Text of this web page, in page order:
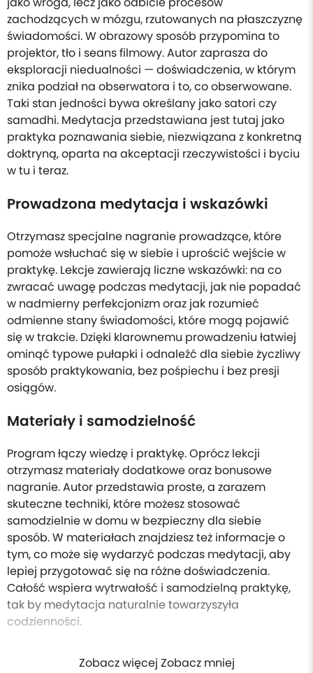
zachodzących w mózgu, rzutowanych na płaszczyznę
świadomości. W obrazowy sposób przypomina to
projektor, tło i seans filmowy. Autor zaprasza do
eksploracji niedualności — doświadczenia, w którym
znika podział na obserwatora i to, co obserwowane.
Taki stan jedności bywa określany jako satori czy
samadhi. Medytacja przedstawiana jest tutaj jako
praktyka poznawania siebie, niezwiązana z konkretną
doktryną, oparta na akceptacji rzeczywistości i byciu
w tu i teraz.
Prowadzona medytacja i wskazówki
Otrzymasz specjalne nagranie prowadzące, które
pomoże wsłuchać się w siebie i uprościć wejście w
praktykę. Lekcje zawierają liczne wskazówki: na co
zwracać uwagę podczas medytacji, jak nie popadać
w nadmierny perfekcjonizm oraz jak rozumieć
odmienne stany świadomości, które mogą pojawić
się w trakcie. Dzięki klarownemu prowadzeniu łatwiej
ominąć typowe pułapki i odnaleźć dla siebie życzliwy
sposób praktykowania, bez pośpiechu i bez presji
osiągów.
Materiały i samodzielność
Program łączy wiedzę i praktykę. Oprócz lekcji
otrzymasz materiały dodatkowe oraz bonusowe
nagranie. Autor przedstawia proste, a zarazem
skuteczne techniki, które możesz stosować
samodzielnie w domu w bezpieczny dla siebie
sposób. W materiałach znajdziesz też informacje o
tym, co może się wydarzyć podczas medytacji, aby
lepiej przygotować się na różne doświadczenia.
Całość wspiera wytrwałość i samodzielną praktykę,
tak by medytacja naturalnie towarzyszyła
codzienności.
Zobacz więcej Zobacz mniej